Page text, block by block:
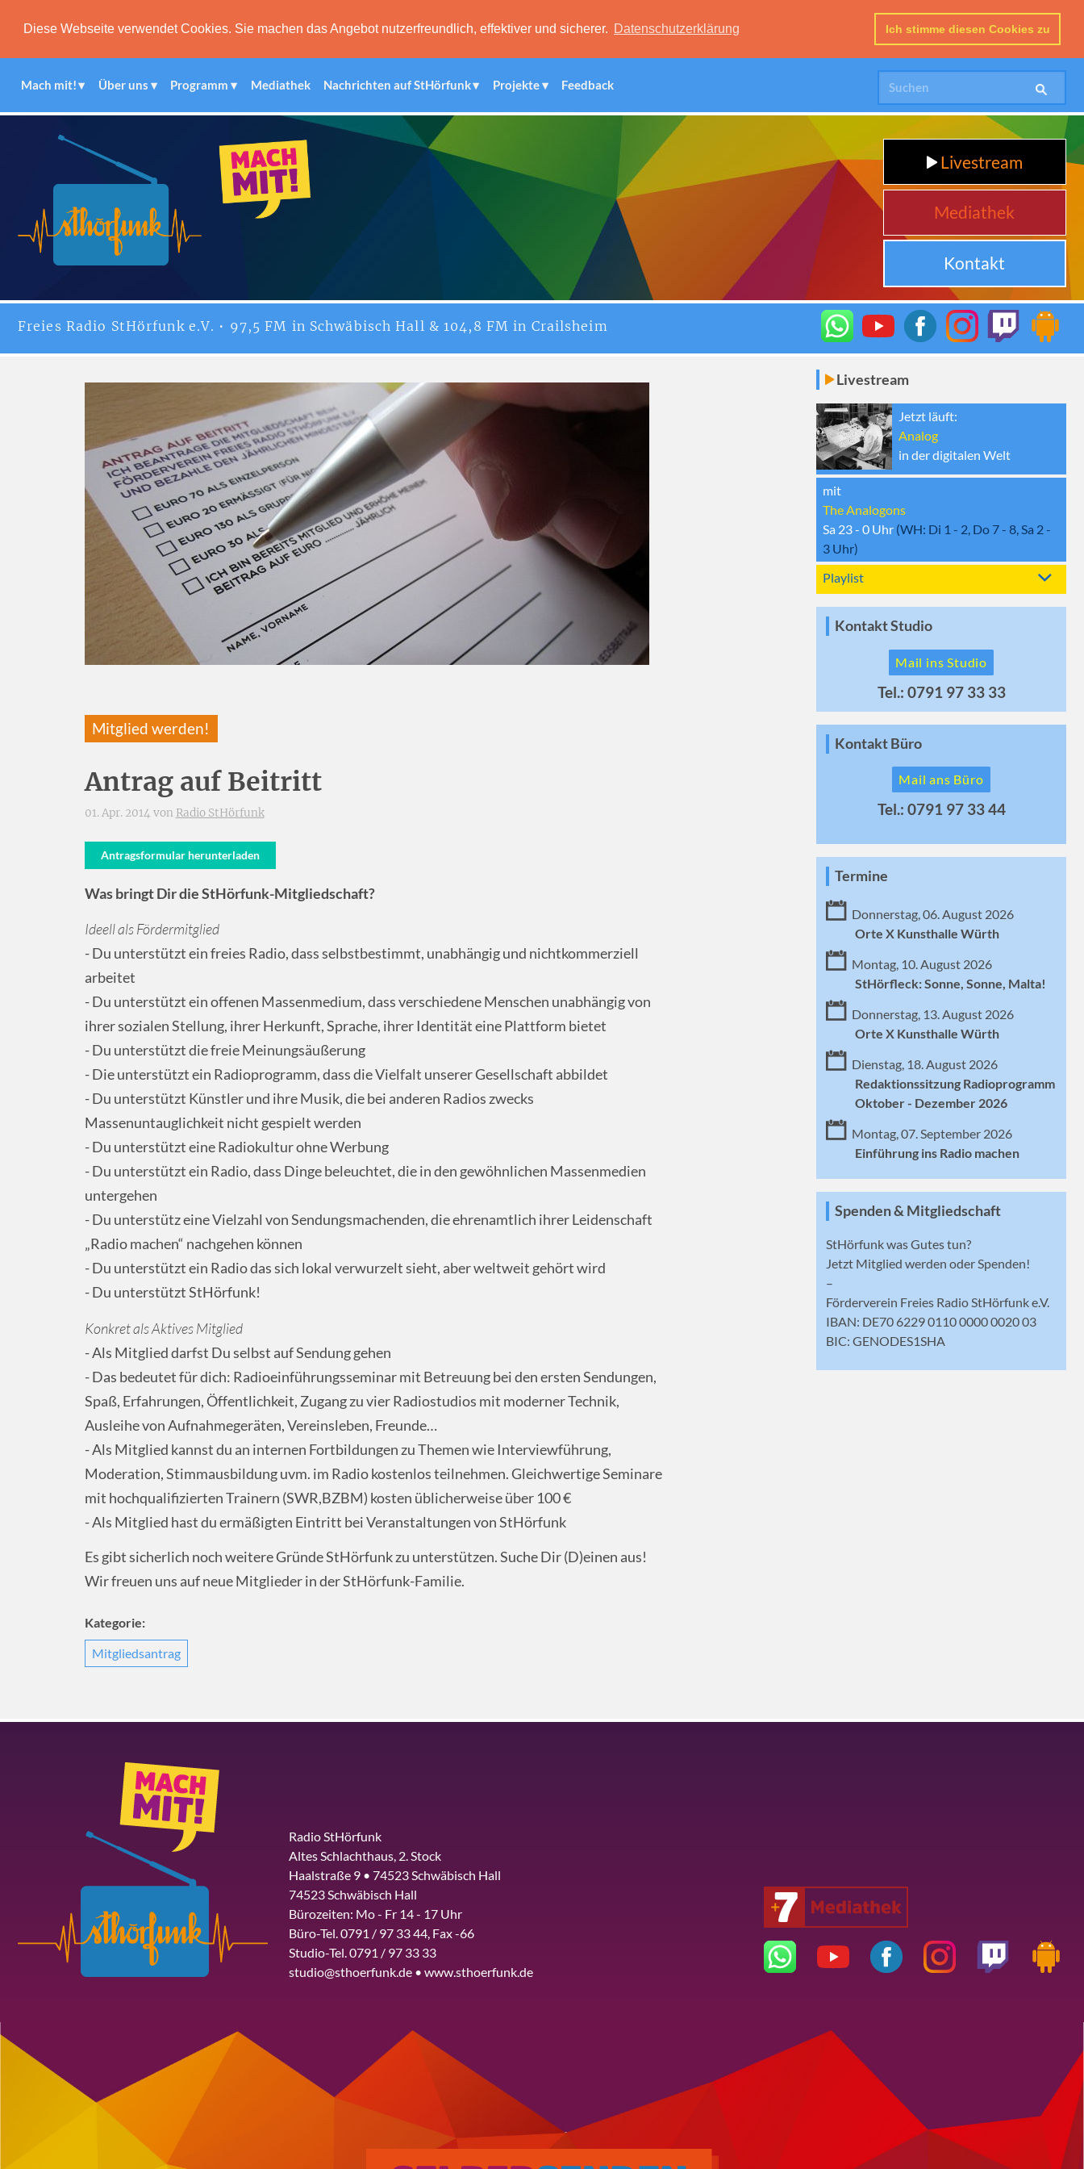
Diese Webseite verwendet Cookies. Sie machen das Angebot nutzerfreundlich, effektiver und sicherer. Datenschutzerklärung Ich stimme diesen Cookies zu
Mach mit! Über uns Programm Mediathek Nachrichten auf StHörfunk Projekte Feedback
Livestream
Mediathek
Kontakt
Freies Radio StHörfunke.V. • 97,5 FM in Schwäbisch Hall & 104,8 FM in Crailsheim
Mitglied werden!
Antrag auf Beitritt
01. Apr. 2014 von Radio StHörfunk
Antragsformular herunterladen
Was bringt Dir die StHörfunk-Mitgliedschaft?
Ideell als Fördermitglied
- Du unterstützt ein freies Radio, dass selbstbestimmt, unabhängig und nichtkommerziell
arbeitet
- Du unterstützt ein offenen Massenmedium, dass verschiedene Menschen unabhängig von
ihrer sozialen Stellung, ihrer Herkunft, Sprache, ihrer Identität eine Plattform bietet
- Du unterstützt die freie Meinungsäußerung
- Die unterstützt ein Radioprogramm, dass die Vielfalt unserer Gesellschaft abbildet
- Du unterstützt Künstler und ihre Musik, die bei anderen Radios zwecks
Massenuntauglichkeit nicht gespielt werden
- Du unterstützt eine Radiokultur ohne Werbung
- Du unterstützt ein Radio, dass Dinge beleuchtet, die in den gewöhnlichen Massenmedien
untergehen
- Du unterstütz eine Vielzahl von Sendungsmachenden, die ehrenamtlich ihrer Leidenschaft
„Radio machen“ nachgehen können
- Du unterstützt ein Radio das sich lokal verwurzelt sieht, aber weltweit gehört wird
- Du unterstützt StHörfunk!
Konkret als Aktives Mitglied
- Als Mitglied darfst Du selbst auf Sendung gehen
- Das bedeutet für dich: Radioeinführungsseminar mit Betreuung bei den ersten Sendungen,
Spaß, Erfahrungen, Öffentlichkeit, Zugang zu vier Radiostudios mit moderner Technik,
Ausleihe von Aufnahmegeräten, Vereinsleben, Freunde…
- Als Mitglied kannst du an internen Fortbildungen zu Themen wie Interviewführung,
Moderation, Stimmausbildung uvm. im Radio kostenlos teilnehmen. Gleichwertige Seminare
mit hochqualifizierten Trainern (SWR,BZBM) kosten üblicherweise über 100 €
- Als Mitglied hast du ermäßigten Eintritt bei Veranstaltungen von StHörfunk
Es gibt sicherlich noch weitere Gründe StHörfunk zu unterstützen. Suche Dir (D)einen aus!
Wir freuen uns auf neue Mitglieder in der StHörfunk-Familie.
Kategorie:
Mitgliedsantrag
Livestream
Jetzt läuft:
Analog
in der digitalen Welt
mit
The Analogons
Sa 23 - 0 Uhr (WH: Di 1 - 2, Do 7 - 8, Sa 2 -
3 Uhr)
Playlist
Kontakt Studio
Mail ins Studio
Tel.: 0791 97 33 33
Kontakt Büro
Mail ans Büro
Tel.: 0791 97 33 44
Termine
Donnerstag, 06. August 2026
Orte X Kunsthalle Würth
Montag, 10. August 2026
StHörfleck: Sonne, Sonne, Malta!
Donnerstag, 13. August 2026
Orte X Kunsthalle Würth
Dienstag, 18. August 2026
Redaktionssitzung Radioprogramm
Oktober - Dezember 2026
Montag, 07. September 2026
Einführung ins Radio machen
Spenden & Mitgliedschaft
StHörfunk was Gutes tun?
Jetzt Mitglied werden oder Spenden!
–
Förderverein Freies Radio StHörfunk e.V.
IBAN: DE70 6229 0110 0000 0020 03
BIC: GENODES1SHA
Radio StHörfunk
Altes Schlachthaus, 2. Stock
Haalstraße 9 • 74523 Schwäbisch Hall
74523 Schwäbisch Hall
Bürozeiten: Mo - Fr 14 - 17 Uhr
Büro-Tel. 0791 / 97 33 44, Fax -66
Studio-Tel. 0791 / 97 33 33
studio@sthoerfunk.de • www.sthoerfunk.de